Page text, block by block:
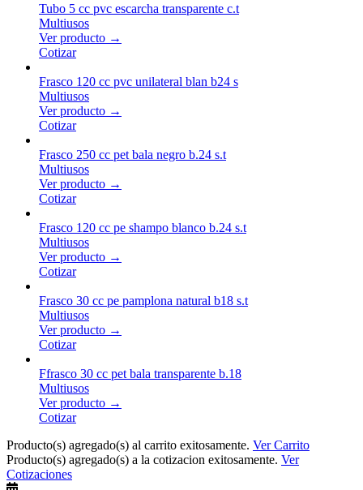
Tubo 5 cc pvc escarcha transparente c.t
Multiusos
Ver producto →
Cotizar
Frasco 120 cc pvc unilateral blan b24 s
Multiusos
Ver producto →
Cotizar
Frasco 250 cc pet bala negro b.24 s.t
Multiusos
Ver producto →
Cotizar
Frasco 120 cc pe shampo blanco b.24 s.t
Multiusos
Ver producto →
Cotizar
Frasco 30 cc pe pamplona natural b18 s.t
Multiusos
Ver producto →
Cotizar
Ffrasco 30 cc pet bala transparente b.18
Multiusos
Ver producto →
Cotizar
Producto(s) agregado(s) al carrito exitosamente. Ver Carrito
Producto(s) agregado(s) a la cotizacion exitosamente. Ver
Cotizaciones